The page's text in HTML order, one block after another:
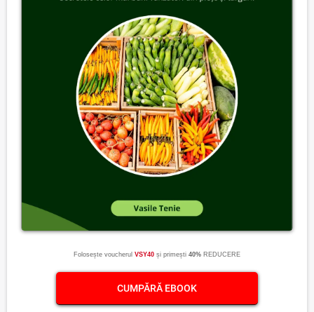
Folosește voucherul VSY40 și primești 40% REDUCERE
CUMPĂRĂ EBOOK